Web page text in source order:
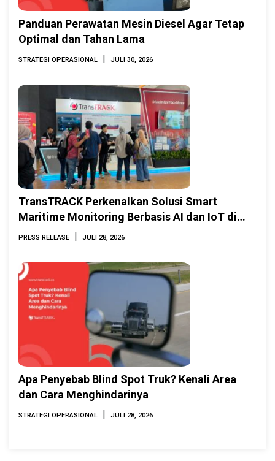
Panduan Perawatan Mesin Diesel Agar Tetap
Optimal dan Tahan Lama
STRATEGI OPERASIONAL | JULI 30, 2026
TransTRACK Perkenalkan Solusi Smart
Maritime Monitoring Berbasis AI dan IoT di
INAMARINE 2026
PRESS RELEASE | JULI 28, 2026
Apa Penyebab Blind Spot Truk? Kenali Area
dan Cara Menghindarinya
STRATEGI OPERASIONAL | JULI 28, 2026